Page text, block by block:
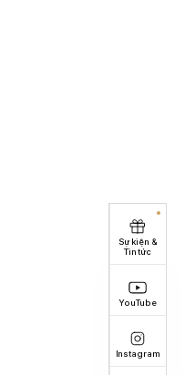
Sự kiện &
Tin tức
YouTube
Instagram